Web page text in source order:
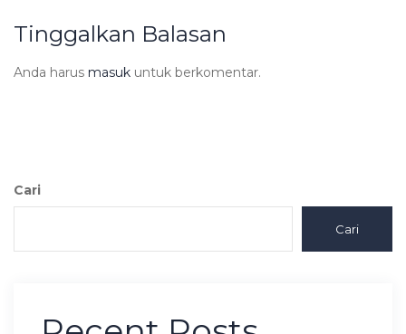
Tinggalkan Balasan
Anda harus masuk untuk berkomentar.
Cari
Cari